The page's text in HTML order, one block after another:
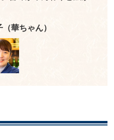
華ちゃん）